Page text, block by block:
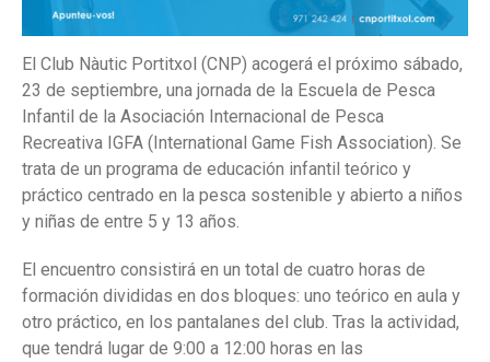
Escuela de Adultos
Plotnikov se imponen en el
XLVII Trofeo Mamá Optimist
S.M. La Reina
El V Trofeo Sabatines baja el
telón con la victoria de
El Club Nàutic Portitxol (CNP) acogerá el próximo sábado,
23 de septiembre, una jornada de la Escuela de Pesca
Infantil de la Asociación Internacional de Pesca
Recreativa IGFA (International Game Fish Association). Se
trata de un programa de educación infantil teórico y
práctico centrado en la pesca sostenible y abierto a niños
y niñas de entre 5 y 13 años.
El encuentro consistirá en un total de cuatro horas de
formación divididas en dos bloques: uno teórico en aula y
otro práctico, en los pantalanes del club. Tras la actividad,
que tendrá lugar de 9:00 a 12:00 horas en las